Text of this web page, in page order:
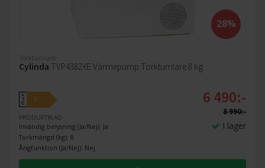
28%
Torktumlare
Cylinda TVP4382XE Värmepump Torktumlare 8 kg
A
↑
G
E
PRODUKTBLAD
Invändig belysning (Ja/Nej): Ja
Torkmängd (kg): 8
Ångfunktion (Ja/Nej): Nej
6 490:-
8 990:-
I lager